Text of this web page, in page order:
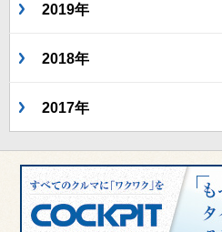
2019年
2018年
2017年